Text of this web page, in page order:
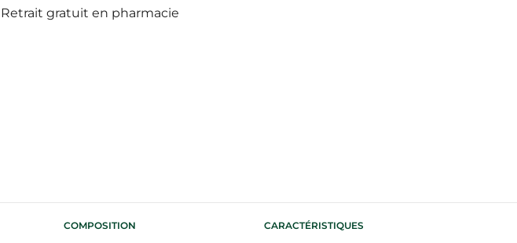
Retrait gratuit en pharmacie
COMPOSITION CARACTÉRISTIQUES